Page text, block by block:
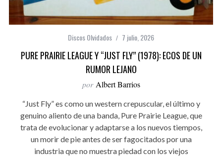
Discos Olvidados 7 julio, 2026
PURE PRAIRIE LEAGUE Y “JUST FLY” (1978): ECOS DE UN
RUMOR LEJANO
por Albert Barrios
“Just Fly” es como un western crepuscular, el último y
genuino aliento de una banda, Pure Prairie League, que
trata de evolucionar y adaptarse a los nuevos tiempos,
un morir de pie antes de ser fagocitados por una
industria que no muestra piedad con los viejos